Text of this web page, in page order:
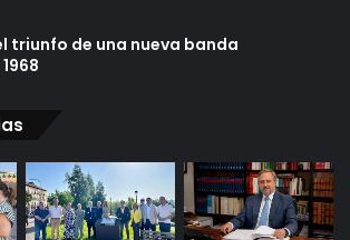
triunfo de una nueva banda